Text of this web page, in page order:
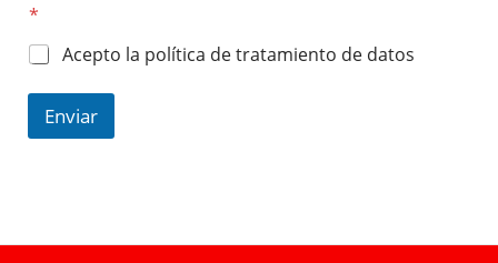
*
Acepto la política de tratamiento de datos
Enviar